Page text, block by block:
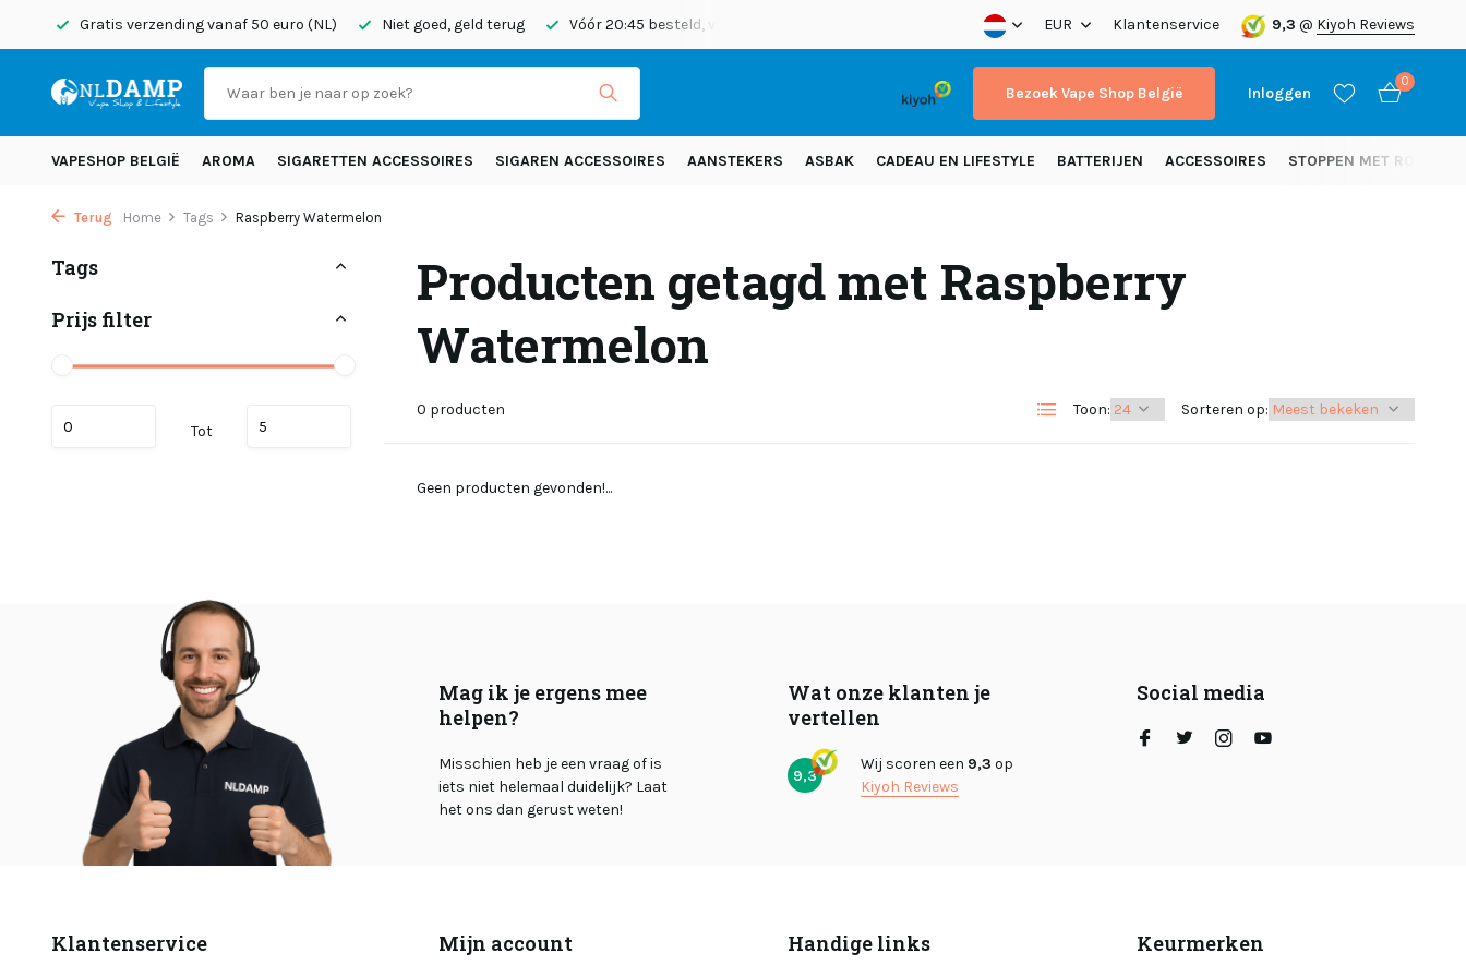
Gratis verzending vanaf 50 euro (NL) Niet goed, geld terug Vóór 20:45 besteld, vandaag verzonden Gratis verzending vanaf 50 euro (NL)
EUR Klantenservice 9,3 @ Kiyoh Reviews
Bezoek Vape Shop België Inloggen
0
VAPESHOP BELGIË AROMA SIGARETTEN ACCESSOIRES SIGAREN ACCESSOIRES AANSTEKERS ASBAK CADEAU EN LIFESTYLE BATTERIJEN ACCESSOIRES STOPPEN MET ROKEN
Terug Home Tags Raspberry Watermelon
Tags
Prijs filter
Tot
Producten getagd met Raspberry
Watermelon
0 producten Toon: Sorteren op:
Geen producten gevonden!...
Mag ik je ergens mee
helpen?
Misschien heb je een vraag of is
iets niet helemaal duidelijk? Laat
het ons dan gerust weten!
Wat onze klanten je
vertellen
9,3
Wij scoren een 9,3 op
Kiyoh Reviews
Social media
Klantenservice Mijn account Handige links Keurmerken